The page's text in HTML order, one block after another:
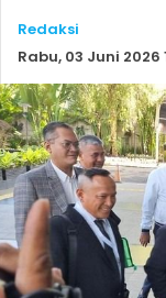
Redaksi
Rabu, 03 Juni 2026